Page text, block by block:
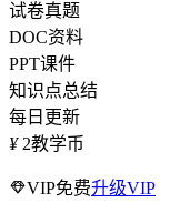
试卷真题
DOC资料
PPT课件
知识点总结
每日更新
¥ 2教学币
VIP免费升级VIP